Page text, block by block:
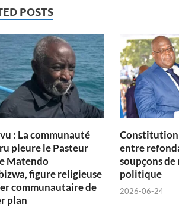
POSTS
: La communauté
pleure le Pasteur
Matendo
figure religieuse
communautaire de
plan
Constitution
entre
soupçons
politique
2026-06-24